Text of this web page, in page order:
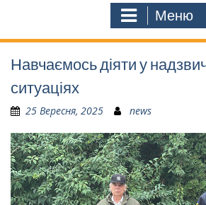
Меню
Навчаємось діяти у
ситуаціях
25 Вересня, 2025 news